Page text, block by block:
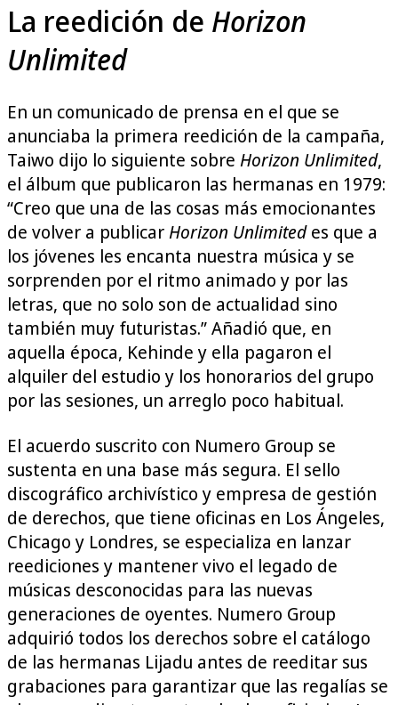
La reedición de Horizon
Unlimited
En un comunicado de prensa en el que se
anunciaba la primera reedición de la campaña,
Taiwo dijo lo siguiente sobre Horizon Unlimited,
el álbum que publicaron las hermanas en 1979:
“Creo que una de las cosas más emocionantes
de volver a publicarHorizon Unlimitedes que a
los jóvenes les encanta nuestra música y se
sorprenden por el ritmo animado y por las
letras, que no solo son de actualidad sino
también muy futuristas.” Añadió que, en
aquella época, Kehinde y ella pagaron el
alquiler del estudio y los honorarios del grupo
por las sesiones, un arreglo poco habitual.
El acuerdo suscrito con Numero Group se
sustenta en una base más segura. El sello
discográfico archivístico y empresa de gestión
de derechos, que tiene oficinas en Los Ángeles,
Chicago y Londres, se especializa en lanzar
reediciones y mantener vivo el legado de
músicas desconocidas para las nuevas
generaciones de oyentes. Numero Group
adquirió todos los derechos sobre el catálogo
de las hermanas Lijadu antes de reeditar sus
grabaciones para garantizar que las regalías se